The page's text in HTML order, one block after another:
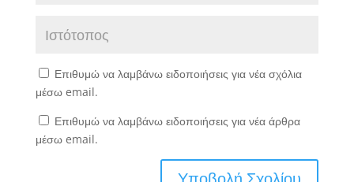
Επιθυμώ να λαμβάνω ειδοποιήσεις για νέα σχόλια
μέσω email.
Επιθυμώ να λαμβάνω ειδοποιήσεις για νέα άρθρα
μέσω email.